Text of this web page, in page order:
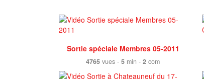
Sortie spéciale Membres 05-2011
4765 vues - 5 min - 2 com